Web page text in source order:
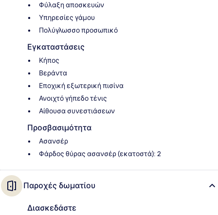
Φύλαξη αποσκευών
Υπηρεσίες γάμου
Πολύγλωσσο προσωπικό
Εγκαταστάσεις
Κήπος
Βεράντα
Εποχική εξωτερική πισίνα
Ανοιχτό γήπεδο τένις
Αίθουσα συνεστιάσεων
Προσβασιμότητα
Ασανσέρ
Φάρδος θύρας ασανσέρ (εκατοστά): 2
Παροχές δωματίου
Διασκεδάστε